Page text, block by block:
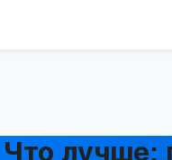
Что лучше: